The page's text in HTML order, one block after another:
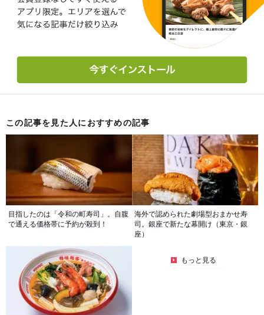
この記事を見た人におすすめの記事
目指したのは「令和の町寿司」。自腹
で通える価格帯に予約が殺到！
海外で認められた劇場型おまかせ寿
司。銀座で新たな幕開け（東京・銀
座）
もっと見る